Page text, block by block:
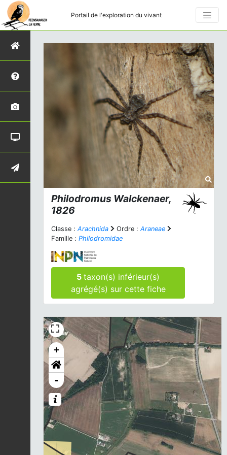
Portail de l'exploration du vivant
Philodromus Walckenaer,
1826
Classe : Arachnida Ordre : Araneae
Famille : Philodromidae
5taxon(s) inférieur(s)
agrégé(s) sur cette fiche
+
-